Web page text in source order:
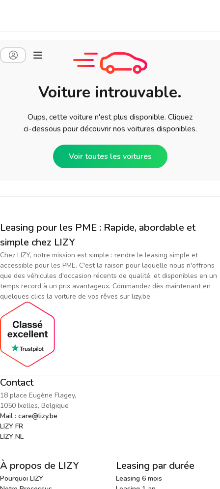
Voiture introuvable.
Oups, cette voiture n'est plus disponible. Cliquez
ci-dessous pour découvrir nos voitures disponibles.
Voir toutes les voitures
Leasing pour les PME : Rapide, abordable et
simple chez LIZY
Chez LIZY, notre mission est simple : rendre le leasing simple et
accessible pour les PME. C'est la raison pour laquelle nous n'offrons
que des véhicules d'occasion récents de qualité, et disponibles en un
temps record à un prix avantageux. Commandez dès maintenant en
quelques clics la voiture de vos rêves sur lizy.be
Contact
18 place Eugène Flagey,
1050 Ixelles, Belgique
Mail : care@lizy.be
LIZY FR
LIZY NL
À propos de LIZY
Pourquoi LIZY
Leasing par durée
Leasing 6 mois